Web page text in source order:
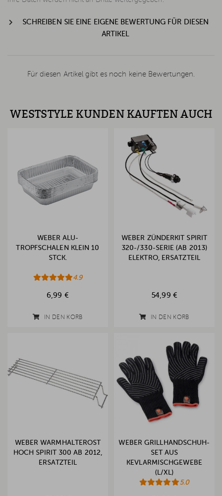
SCHREIBEN SIE EINE EIGENE BEWERTUNG FÜR DIESEN
ARTIKEL
Für diesen Artikel gibt es noch keine Bewertungen.
WESTSTYLE KUNDEN KAUFTEN AUCH
WEBER ALU-
TROPFSCHALEN KLEIN 10
STCK.
4.9
6,99 €
IN DEN KORB
WEBER ZÜNDERKIT SPIRIT
320-/330-SERIE (AB 2013)
ELEKTRO, ERSATZTEIL
54,99 €
IN DEN KORB
WEBER WARMHALTEROST
HOCH SPIRIT 300 AB 2012,
ERSATZTEIL
WEBER GRILLHANDSCHUH-
SET AUS
KEVLARMISCHGEWEBE
(L/XL)
5.0